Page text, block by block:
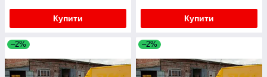
Купити Купити
–2% –2%